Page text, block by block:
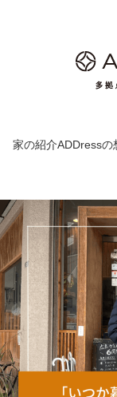
家の紹介ADDressの